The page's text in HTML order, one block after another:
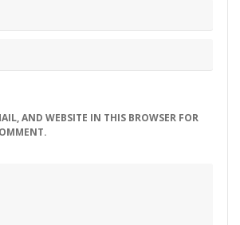
AND WEBSITE IN THIS BROWSER FOR